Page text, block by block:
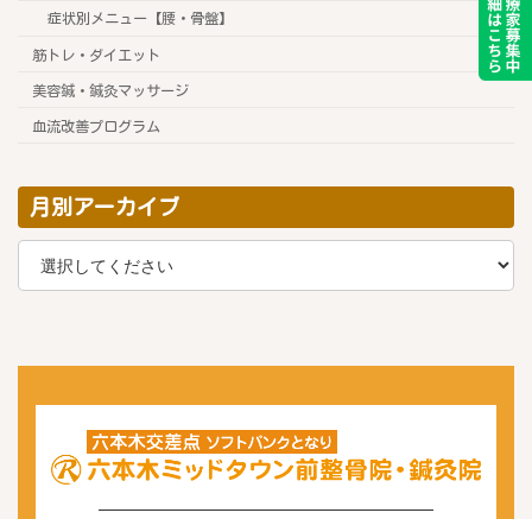
症状別メニュー【腰・骨盤】
筋トレ・ダイエット
美容鍼・鍼灸マッサージ
血流改善プログラム
月別アーカイブ